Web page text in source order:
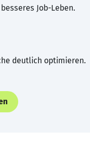
Job-Leben.
deutlich optimieren.